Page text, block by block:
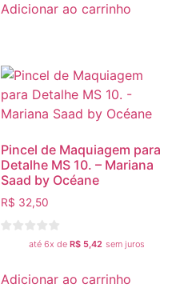
Adicionar ao carrinho
Pincel de Maquiagem para
Detalhe MS 10. – Mariana
Saad by Océane
R$ 32,50
até 6x de R$5,42 sem juros
Adicionar ao carrinho